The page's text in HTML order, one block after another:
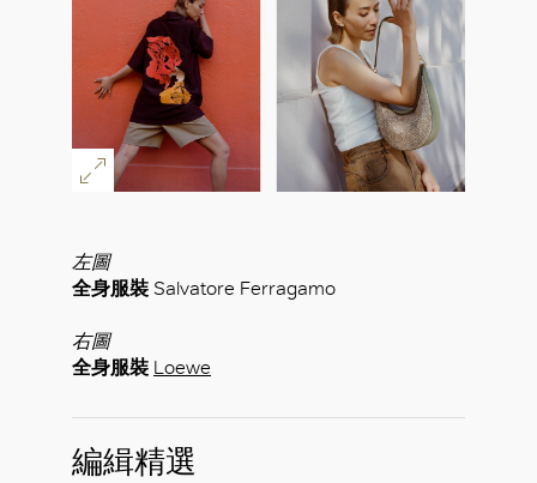
左圖
全身服裝 Salvatore Ferragamo
右圖
全身服裝 Loewe
編緝精選